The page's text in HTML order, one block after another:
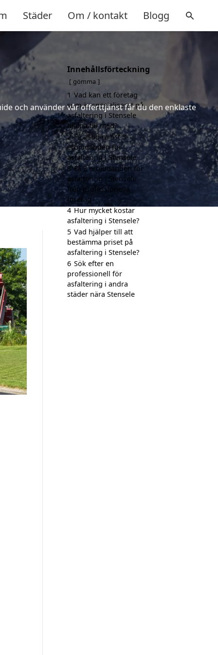
Städer Om / kontakt Blogg
och använder vår offerttjänst får du den enklaste
Innehållsförteckning
gömma
1 Vad kan ett företag
som är specialiserat på
asfaltering i Stensele
hjälpa till med?
2 Få alltid minst 3
erbjudanden för
asfaltering i Stensele
3 Få 3 erbjudanden för
asfaltering i Stensele
från professionella
företag
4 Hur mycket kostar
asfaltering i Stensele?
5 Vad hjälper till att
bestämma priset på
asfaltering i Stensele?
6 Sök efter en
professionell för
asfaltering i andra
städer nära Stensele